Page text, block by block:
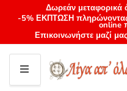
Δωρεάν
-5% ΕΚΠΤΩΣΗ πληρώνοντας
online
Επικοινωνήστε μαζί
M